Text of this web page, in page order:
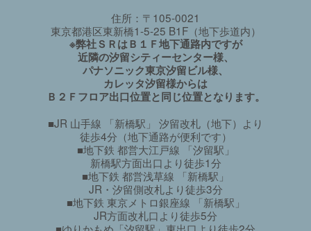
住所：〒105-0021
東京都港区東新橋1-5-25 B1F（地下歩道内）
※弊社ＳＲはＢ１Ｆ地下通路内ですが
近隣の汐留シティーセンター様、
パナソニック東京汐留ビル様、
カレッタ汐留様からは
Ｂ２Ｆフロア出口位置と同じ位置となります。
■JR 山手線 「新橋駅」 汐留改札（地下）より
徒歩4分（地下通路が便利です）
■地下鉄 都営大江戸線 「汐留駅」
新橋駅方面出口より徒歩1分
■地下鉄 都営浅草線 「新橋駅」
JR・汐留側改札より徒歩3分
■地下鉄 東京メトロ銀座線 「新橋駅」
JR方面改札口より徒歩5分